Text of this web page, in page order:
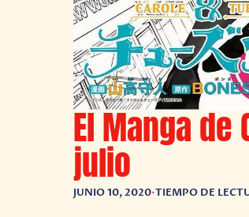
El Manga
julio
JUNIO 10, 2020•TIEMPO DE